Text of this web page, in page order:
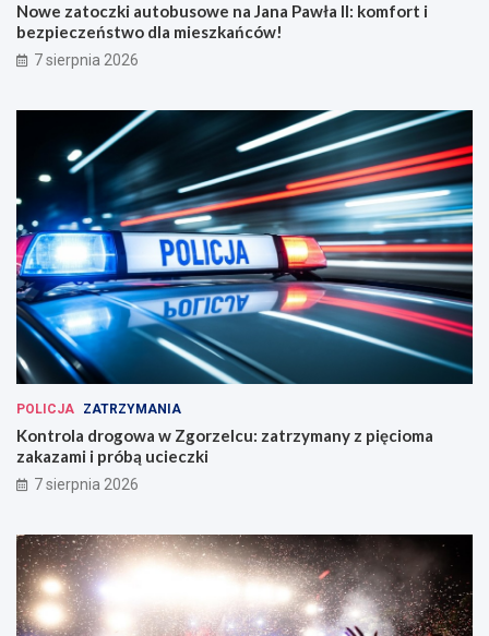
Nowe zatoczki autobusowe na Jana Pawła II: komfort i
bezpieczeństwo dla mieszkańców!
7 sierpnia 2026
POLICJA ZATRZYMANIA
Kontrola drogowa w Zgorzelcu: zatrzymany z pięcioma
zakazami i próbą ucieczki
7 sierpnia 2026